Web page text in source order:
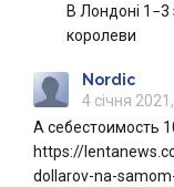
В Лондоні 1−3
королеви
Nordic
4 січня
А себестоимость
https://
dollarov-na-